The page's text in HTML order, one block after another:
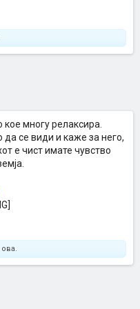
многу релаксира.
се види и каже за него,
е чист имате чувство